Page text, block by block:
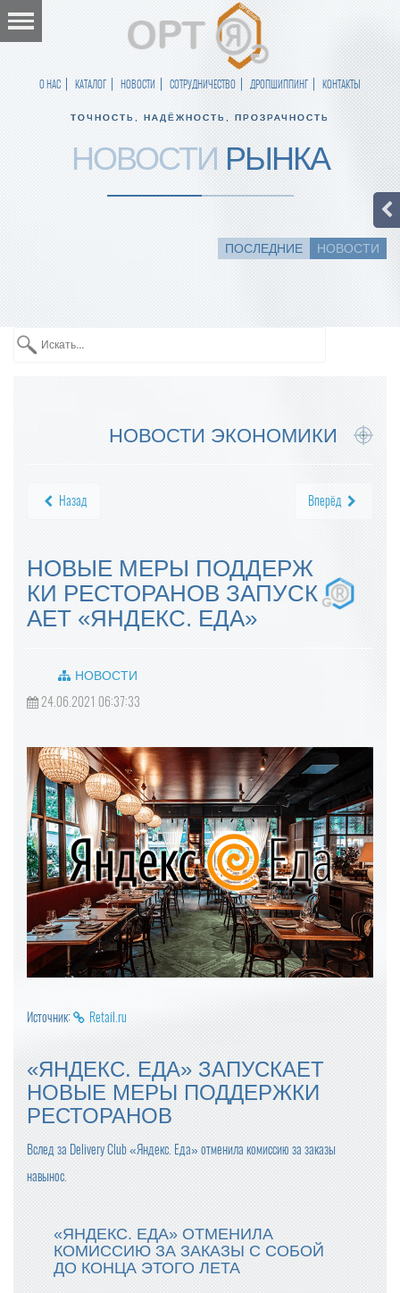
О НАС КАТАЛОГ НОВОСТИ СОТРУДНИЧЕСТВО ДРОПШИППИНГ КОНТАКТЫ
ТОЧНОСТЬ, НАДЁЖНОСТЬ, ПРОЗРАЧНОСТЬ
НОВОСТИ РЫНКА
ПОСЛЕДНИЕ НОВОСТИ
НОВОСТИ ЭКОНОМИКИ
Назад Вперёд
НОВЫЕ МЕРЫ ПОДДЕРЖ
КИ РЕСТОРАНОВ ЗАПУСК
АЕТ «ЯНДЕКС. ЕДА»
НОВОСТИ
24.06.2021 06:37:33
Источник: Retail.ru
«ЯНДЕКС. ЕДА» ЗАПУСКАЕТ
НОВЫЕ МЕРЫ ПОДДЕРЖКИ
РЕСТОРАНОВ
Вслед за Delivery Club «Яндекс. Еда» отменила комиссию за заказы
навынос.
«ЯНДЕКС. ЕДА» ОТМЕНИЛА
КОМИССИЮ ЗА ЗАКАЗЫ С СОБОЙ
ДО КОНЦА ЭТОГО ЛЕТА